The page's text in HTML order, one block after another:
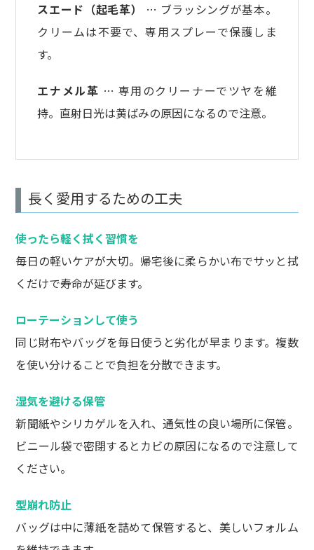
スエード（起毛革）
… ブラッシングが基本。
クリームは不要で、専用スプレーで保護しま
す。
エナメル革 … 専用のクリーナーでツヤを維
持。直射日光は黄ばみの原因になるので注意。
長く愛用するための工夫
使ったら軽く拭く習慣を
毎日の軽いケアが大切。帰宅後に柔らかい布でサッと拭
くだけで寿命が延びます。
ローテーションして使う
同じ財布やバッグを毎日使うと劣化が早まります。複数
を使い分けることで負担を分散できます。
湿気を避ける保管
新聞紙やシリカゲルを入れ、通気性の良い場所に保管。
ビニール袋で密閉するとカビの原因になるので注意して
ください。
型崩れ防止
バッグは中に薄紙を詰めて保管すると、美しいフォルム